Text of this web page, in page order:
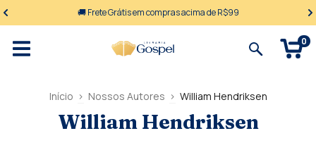
🚚 Frete Grátis em compras acima de R$99
0
Início > Nossos Autores > William Hendriksen
William Hendriksen